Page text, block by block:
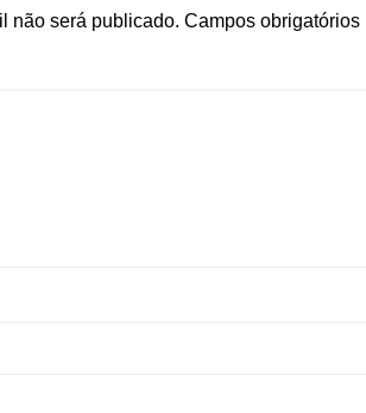
não será publicado. Campos obrigatórios